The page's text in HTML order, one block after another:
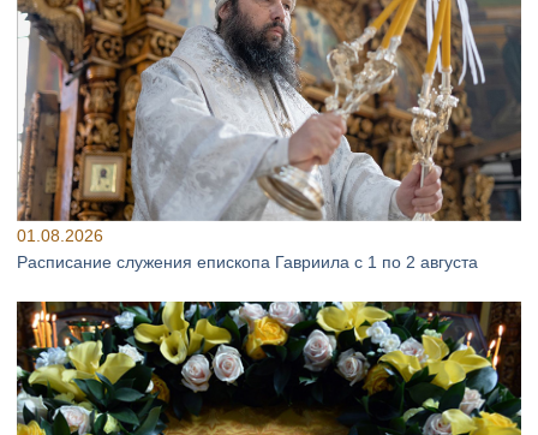
01.08.2026
Расписание служения епископа Гавриила с 1 по 2 августа